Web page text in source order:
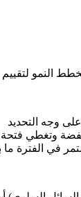
النمو لتقييم
وجه التحديد
وتغطي
الفترة ما